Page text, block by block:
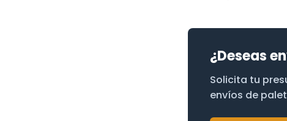
¿Deseas
Solicita tu
envíos de